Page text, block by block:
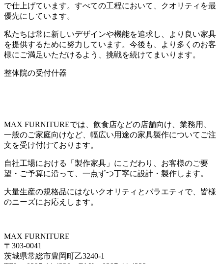
で仕上げています。すべての工程において、クオリティを最
優先にしています。
私たちは常に新しいデザインや機能を追求し、より良い家具
を提供するために努力しています。今後も、より多くのお客
様にご満足いただけるよう、挑戦を続けてまいります。
整体院の受付什器
MAX FURNITUREでは、飲食店などの店舗向け、業務用、
一般のご家庭向けなど、幅広い用途の家具製作についてご注
文を受け付けております。
自社工場における「製作家具」にこだわり、お客様のご要
望・ご予算に沿って、一点ずつ丁寧に設計・製作します。
大量生産の規格品にはないクオリティとバラエティで、皆様
のニーズにお応えします。
MAX FURNITURE
〒303-0041
茨城県常総市豊岡町乙3240-1